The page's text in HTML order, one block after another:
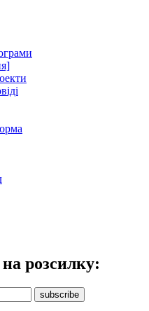
розсилку:
subscribe